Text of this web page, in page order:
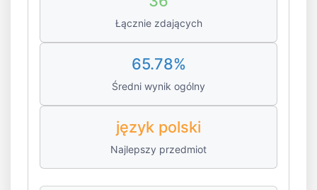
Łącznie zdających
65.78%
Średni wynik ogólny
język polski
Najlepszy przedmiot